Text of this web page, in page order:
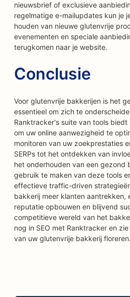
nieuwsbrief of exclusieve
regelmatige e-mailupdates kun je
houden van nieuwe glutenvrije
evenementen en speciale
terugkomen naar je website.
Conclusie
Voor glutenvrije bakkerijen is het
essentieel om zich te
Ranktracker's suite van tools
om uw online aanwezigheid te
monitoren van uw zoekprestaties
SERPs tot het ontdekken van
het onderhouden van een gezond
gebruik te maken van deze tools
effectieve traffic-driven
bakkerij meer klanten aantrekken,
reputatie opbouwen en blijvend
competitieve wereld van het
nog in SEO met Ranktracker en
van uw glutenvrije bakkerij floreren.